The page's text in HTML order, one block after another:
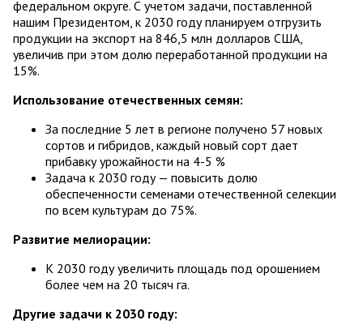
федеральном округе. С учетом задачи, поставленной
нашим Президентом, к 2030 году планируем отгрузить
продукции на экспорт на 846,5 млн долларов США,
увеличив при этом долю переработанной продукции на
15%.
Использование отечественных семян:
За последние 5 лет в регионе получено 57 новых
сортов и гибридов, каждый новый сорт дает
прибавку урожайности на 4-5 %
Задача к 2030 году — повысить долю
обеспеченности семенами отечественной селекции
по всем культурам до 75%.
Развитие мелиорации:
К 2030 году увеличить площадь под орошением
более чем на 20 тысяч га.
Другие задачи к 2030 году: